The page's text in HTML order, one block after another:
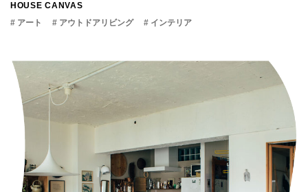
HOUSE CANVAS
# アート
# アウトドアリビング # インテリア